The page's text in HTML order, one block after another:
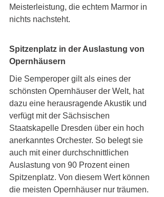
Meisterleistung, die echtem Marmor in
nichts nachsteht.
Spitzenplatz in der Auslastung von
Opernhäusern
Die Semperoper gilt als eines der
schönsten Opernhäuser der Welt, hat
dazu eine herausragende Akustik und
verfügt mit der Sächsischen
Staatskapelle Dresden über ein hoch
anerkanntes Orchester. So belegt sie
auch mit einer durchschnittlichen
Auslastung von 90 Prozent einen
Spitzenplatz. Von diesem Wert können
die meisten Opernhäuser nur träumen.